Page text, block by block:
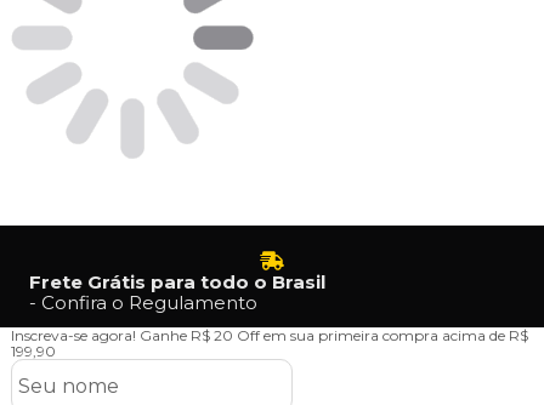
Frete Grátis para todo o Brasil
- Confira o Regulamento
Inscreva-se agora! Ganhe R$ 20 Off em sua primeira compra acima de R$
199,90